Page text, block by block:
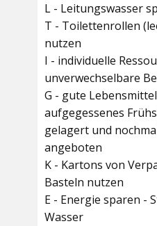
L - Leitungswasser
T - Toilettenrollen
nutzen
I - individuelle
unverwechselbare
G - gute
aufgegessenes
gelagert und
angeboten
K - Kartons von
Basteln nutzen
E - Energie sparen -
Wasser